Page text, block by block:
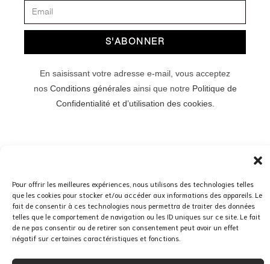
Pour offrir les meilleures expériences, nous utilisons des technologies telles
que les cookies pour stocker et/ou accéder aux informations des appareils. Le
fait de consentir à ces technologies nous permettra de traiter des données
telles que le comportement de navigation ou les ID uniques sur ce site. Le fait
de ne pas consentir ou de retirer son consentement peut avoir un effet
négatif sur certaines caractéristiques et fonctions.
S'ABONNER
En saisissant votre adresse e-mail, vous acceptez
nos Conditions généralesainsi que notre Politique de
Confidentialité et d’utilisation des cookies.